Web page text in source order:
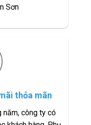
Sơn
thỏa mãn
năm, công ty có